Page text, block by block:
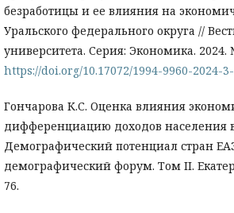
безработицы и ее влияния на
Уральского федерального округа //
университета. Серия: Экономика. 2024.
https://doi.org/10.17072/1994-9960-2024-
Гончарова К.С. Оценка влияния
дифференциацию доходов населения
Демографический потенциал стран
демографический форум. Том II.
76.